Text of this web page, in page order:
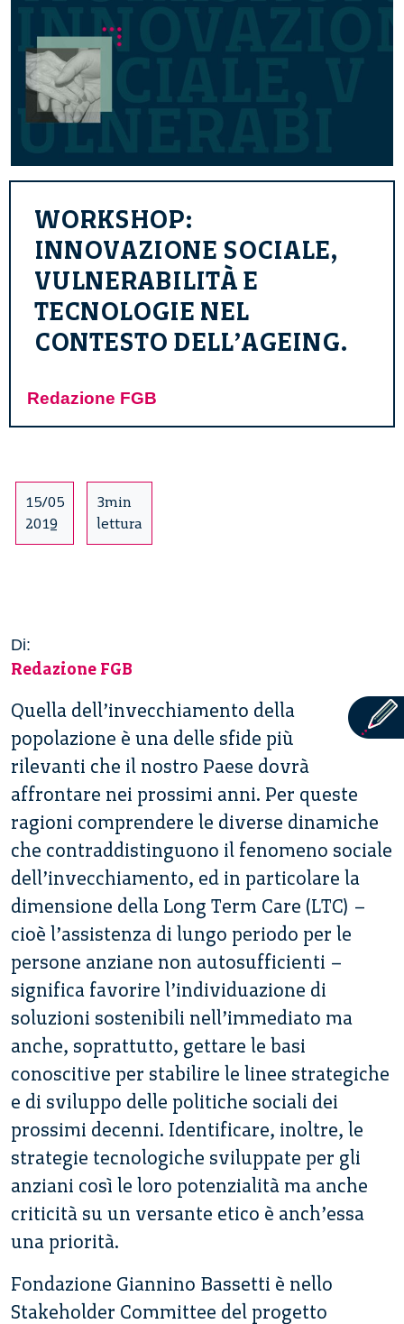
WORKSHOP:
INNOVAZIONE SOCIALE,
VULNERABILITÀ E
TECNOLOGIE NEL
CONTESTO DELL’AGEING.
Redazione FGB
15/05
2019
3min
lettura
Di:
Redazione FGB
Quella dell’invecchiamento della
popolazione è una delle sfide più
rilevanti che il nostro Paese dovrà
affrontare nei prossimi anni. Per queste
ragioni comprendere le diverse dinamiche
che contraddistinguono il fenomeno sociale
dell’invecchiamento, ed in particolare la
dimensione della Long Term Care (LTC) –
cioè l’assistenza di lungo periodo per le
persone anziane non autosufficienti –
significa favorire l’individuazione di
soluzioni sostenibili nell’immediato ma
anche, soprattutto, gettare le basi
conoscitive per stabilire le linee strategiche
e di sviluppo delle politiche sociali dei
prossimi decenni. Identificare, inoltre, le
strategie tecnologiche sviluppate per gli
anziani così le loro potenzialità ma anche
criticità su un versante etico è anch’essa
una priorità.
Fondazione Giannino Bassetti è nello
Stakeholder Committee del progetto